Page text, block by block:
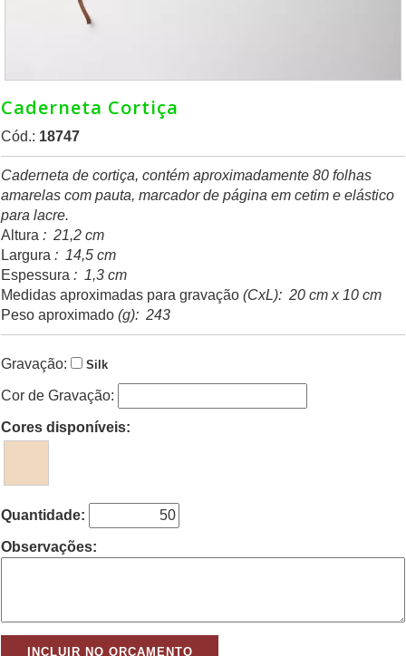
Caderneta Cortiça
Cód.: 18747
Caderneta de cortiça, contém aproximadamente 80 folhas
amarelas com pauta, marcador de página em cetim e elástico
para lacre.
Altura : 21,2 cm
Largura : 14,5 cm
Espessura : 1,3 cm
Medidas aproximadas para gravação (CxL): 20 cm x 10 cm
Peso aproximado (g): 243
Gravação: Silk
Cor de Gravação:
Cores disponíveis:
Quantidade:
Observações: